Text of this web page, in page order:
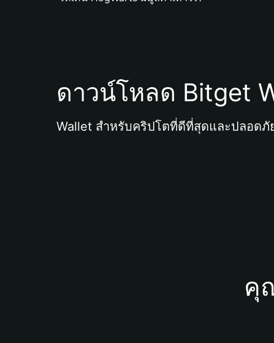
ดาวน์โหลด Bitget
Wallet สำหรับคริปโตที่ดีที่สุดและปลอด
คุ